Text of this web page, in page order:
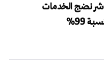
نضج الخدمات